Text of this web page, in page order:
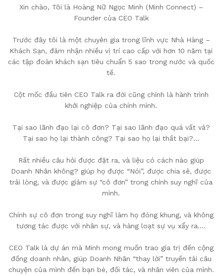
Xin chào, Tôi là Hoàng Nữ Ngọc Minh (Minh Connect) –
Founder của CEO Talk
Trước đây tôi là một chuyên gia trong lĩnh vực Nhà Hàng –
Khách Sạn, đảm nhận nhiều vị trí cao cấp với hơn 10 năm tại
các tập đoàn khách sạn tiêu chuẩn 5 sao trong nước và quốc
tế.
Cột mốc đầu tiên CEO Talk ra đời cũng chính là hành trình
khởi nghiệp của chính mình.
Tại sao lãnh đạo lại cô đơn? Tại sao lãnh đạo quá vất vả?
Tại sao họ lại thành công? Tại sao họ lại thất bại?…
Rất nhiều câu hỏi được đặt ra, và liệu có cách nào giúp
Doanh Nhân không? giúp họ được “Nói”, được chia sẻ, được
trải lòng, và được giảm sự “cô đơn” trong chính suy nghĩ của
mình.
Chính sự cô đơn trong suy nghĩ làm họ đóng khung, và không
tương tác được với nhân sự, và hàng loạt sự vụ xẩy ra….
CEO Talk là dự án mà Minh mong muốn trao gía trị đến cộng
đồng doanh nhân, giúp Doanh Nhân “thay lời” truyền tải câu
chuyện của mình đến bạn bè, đối tác, và nhân viên của mình.